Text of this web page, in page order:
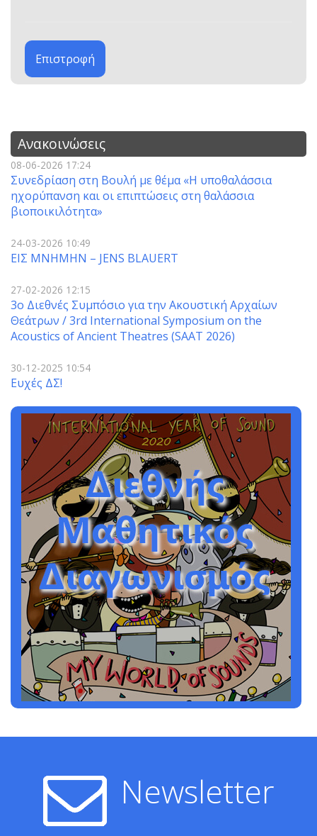
Επιστροφή
Ανακοινώσεις
08-06-2026 17:24
Συνεδρίαση στη Βουλή με θέμα «Η υποθαλάσσια
ηχορύπανση και οι επιπτώσεις στη θαλάσσια
βιοποικιλότητα»
24-03-2026 10:49
ΕΙΣ ΜΝΗΜΗΝ – JENS BLAUERT
27-02-2026 12:15
3o Διεθνές Συμπόσιο για την Ακουστική Αρχαίων
Θεάτρων / 3rd International Symposium on the
Acoustics of Ancient Theatres (SAAT 2026)
30-12-2025 10:54
Ευχές ΔΣ!
Newsletter